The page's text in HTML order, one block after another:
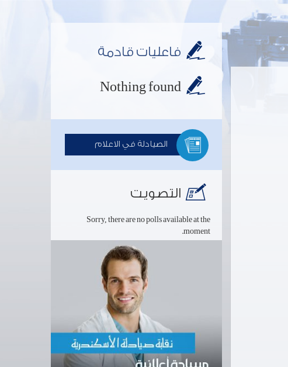
فاعليات قادمة
Nothing found
الصيادلة في الاعلام
التصويت
Sorry, there are no polls available at the
moment.